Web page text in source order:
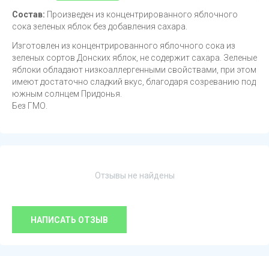
Состав: Произведен из концентрированного яблочного
сока зеленых яблок без добавления сахара.
Изготовлен из концентрированного яблочного сока из
зеленых сортов Донских яблок, не содержит сахара. Зеленые
яблоки обладают низкоаллергенными свойствами, при этом
имеют достаточно сладкий вкус, благодаря созреванию под
южным солнцем Придонья.
Без ГМО.
Отзывы не найдены
НАПИСАТЬ ОТЗЫВ